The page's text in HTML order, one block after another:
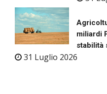
miliardi
stabilità
31 Luglio 2026